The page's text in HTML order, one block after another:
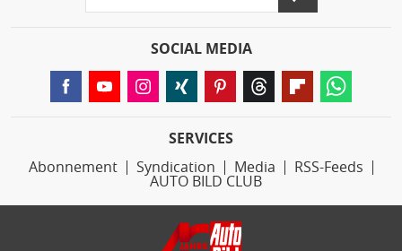
SOCIAL MEDIA
SERVICES
Abonnement
Syndication Media
RSS-Feeds
AUTO BILD CLUB